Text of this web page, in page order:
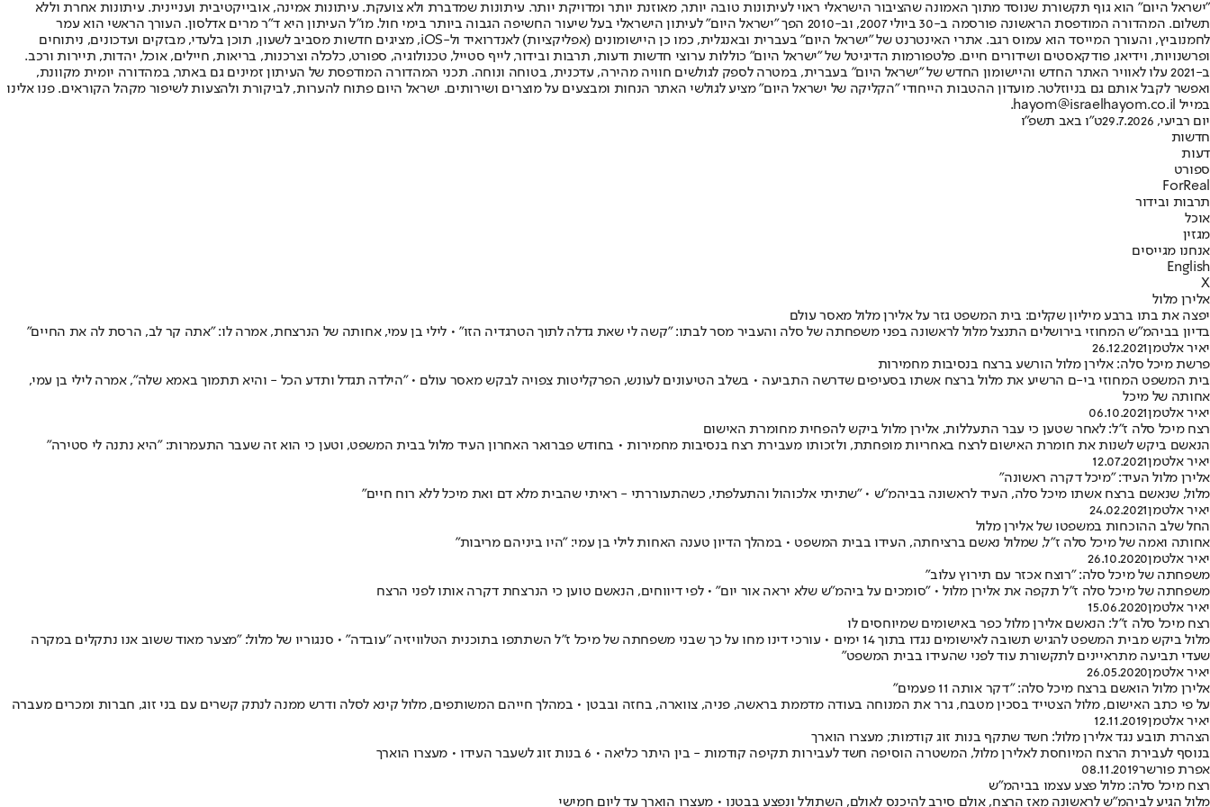
"ישראל היום" הוא גוף תקשורת שנוסד מתוך האמונה שהציבור הישראלי ראוי לעיתונות טובה יותר, מאוזנת יותר ומדויקת יותר. עיתונות שמדברת ולא צועקת. עיתונות אמינה, אובייקטיבית ועניינית. עיתונות אחרת וללא
תשלום. המהדורה המודפסת הראשונה פורסמה ב-30 ביולי 2007, וב-2010 הפך "ישראל היום" לעיתון הישראלי בעל שיעור החשיפה הגבוה ביותר בימי חול. מו"ל העיתון היא ד"ר מרים אדלסון. העורך הראשי הוא עמר
לחמנוביץ, והעורך המייסד הוא עמוס רגב. אתרי האינטרנט של "ישראל היום" בעברית ובאנגלית, כמו כן היישומונים (אפליקציות) לאנדרואיד ול-iOS, מציגים חדשות מסביב לשעון, תוכן בלעדי, מבזקים ועדכונים, ניתוחים
ופרשנויות, וידיאו, פודקאסטים ושידורים חיים. פלטפורמות הדיגיטל של "ישראל היום" כוללות ערוצי חדשות ודעות, תרבות ובידור, לייף סטייל, טכנולוגיה, ספורט, כלכלה וצרכנות, בריאות, חיילים, אוכל, יהדות, תיירות ורכב.
ב-2021 עלו לאוויר האתר החדש והיישומון החדש של "ישראל היום" בעברית, במטרה לספק לגולשים חוויה מהירה, עדכנית, בטוחה ונוחה. תכני המהדורה המודפסת של העיתון זמינים גם באתר, במהדורה יומית מקוונת,
ואפשר לקבל אותם גם בניוזלטר. מועדון ההטבות הייחודי "הקליקה של ישראל היום" מציע לגולשי האתר הנחות ומבצעים על מוצרים ושירותים. ישראל היום פתוח להערות, לביקורת ולהצעות לשיפור מקהל הקוראים. פנו אלינו
במייל hayom@israelhayom.co.il.
יום רביעי, 29.7.2026
ט"ו באב תשפ"ו
חדשות
דעות
ספורט
ForReal
תרבות ובידור
אוכל
מגזין
אנחנו מגייסים
English
X
אלירן מלול
יפצה את בתו ברבע מיליון שקלים: בית המשפט גזר על אלירן מלול מאסר עולם
בדיון בביהמ"ש המחוזי בירושלים התנצל מלול לראשונה בפני משפחתה של סלה והעביר מסר לבתו: "קשה לי שאת גדלה לתוך הטרגדיה הזו" • לילי בן עמי, אחותה של הנרצחת, אמרה לו: "אתה קר לב, הרסת לה את החיים"
יאיר אלטמן26.12.2021
פרשת מיכל סלה: אלירן מלול הורשע ברצח בנסיבות מחמירות
בית המשפט המחוזי בי-ם הרשיע את מלול ברצח אשתו בסעיפים שדרשה התביעה • בשלב הטיעונים לעונש, הפרקליטות צפויה לבקש מאסר עולם • "הילדה תגדל ותדע הכל - והיא תתמוך באמא שלה", אמרה לילי בן עמי,
אחותה של מיכל
יאיר אלטמן06.10.2021
רצח מיכל סלה ז"ל: לאחר שטען כי עבר התעללות, אלירן מלול ביקש להפחית מחומרת האישום
הנאשם ביקש לשנות את חומרת האישום לרצח באחריות מופחתת, ולזכותו מעבירת רצח בנסיבות מחמירות • בחודש פברואר האחרון העיד מלול בבית המשפט, וטען כי הוא זה שעבר התעמרות: "היא נתנה לי סטירה"
יאיר אלטמן12.07.2021
אלירן מלול העיד: "מיכל דקרה ראשונה"
מלול, שנאשם ברצח אשתו מיכל סלה, העיד לראשונה בביהמ"ש • "שתיתי אלכוהול והתעלפתי, כשהתעוררתי - ראיתי שהבית מלא דם ואת מיכל ללא רוח חיים"
יאיר אלטמן24.02.2021
החל שלב ההוכחות במשפטו של אלירן מלול
אחותה ואמה של מיכל סלה ז"ל, שמלול נאשם ברציחתה, העידו בבית המשפט • במהלך הדיון טענה האחות לילי בן עמי: "היו ביניהם מריבות"
יאיר אלטמן26.10.2020
משפחתה של מיכל סלה: "רוצח אכזר עם תירוץ עלוב"
משפחתה של מיכל סלה ז"ל תקפה את אלירן מלול • "סומכים על ביהמ"ש שלא יראה אור יום" • לפי דיווחים, הנאשם טוען כי הנרצחת דקרה אותו לפני הרצח
יאיר אלטמן15.06.2020
רצח מיכל סלה ז"ל: הנאשם אלירן מלול כפר באישומים שמיוחסים לו
מלול ביקש מבית המשפט להגיש תשובה לאישומים נגדו בתוך 14 ימים • עורכי דינו מחו על כך שבני משפחתה של מיכל ז"ל השתתפו בתוכנית הטלוויזיה "עובדה" • סנגוריו של מלול: "מצער מאוד ששוב אנו נתקלים במקרה
שעדי תביעה מתראיינים לתקשורת עוד לפני שהעידו בבית המשפט"
יאיר אלטמן26.05.2020
אלירן מלול הואשם ברצח מיכל סלה: "דקר אותה 11 פעמים"
על פי כתב האישום, מלול הצטייד בסכין מטבח, גרר את המנוחה בעודה מדממת בראשה, פניה, צווארה, בחזה ובבטן • במהלך חייהם המשותפים, מלול קינא לסלה ודרש ממנה לנתק קשרים עם בני זוג, חברות ומכרים מעברה
יאיר אלטמן12.11.2019
הצהרת תובע נגד אלירן מלול: חשד שתקף בנות זוג קודמות; מעצרו הוארך
בנוסף לעבירת הרצח המיוחסת לאלירן מלול, המשטרה הוסיפה חשד לעבירות תקיפה קודמות - בין היתר כליאה • 6 בנות זוג לשעבר העידו • מעצרו הוארך
אפרת פורשר08.11.2019
רצח מיכל סלה: מלול פצע עצמו בביהמ"ש
מלול הגיע לביהמ"ש לראשונה מאז הרצח, אולם סירב להיכנס לאולם, השתולל ונפצע בבטנו • מעצרו הוארך עד ליום חמישי